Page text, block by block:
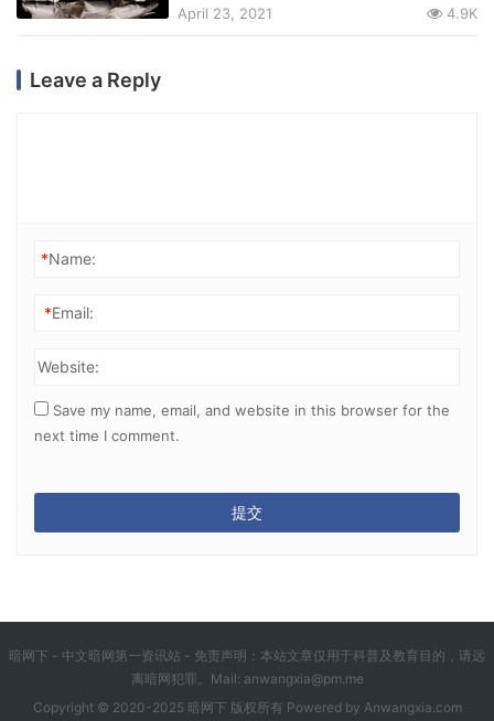
April 23, 2021 4.9K
Leave a Reply
*Name:
*Email:
Website:
Save my name, email, and website in this browser for the
next time I comment.
暗网下 - 中文暗网第一资讯站 - 免责声明：本站文章仅用于科普及教育目的，请远
离暗网犯罪。Mail: anwangxia@pm.me
Copyright © 2020-2025 暗网下 版权所有 Powered by Anwangxia.com